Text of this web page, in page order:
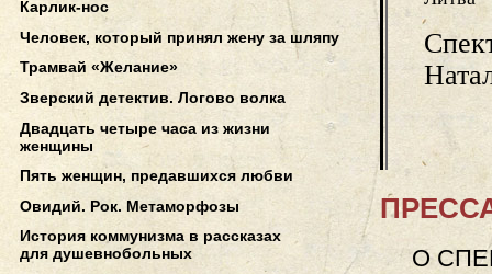
О
Карлик-нос
Человек, который принял жену за шляпу
Трамвай «Желание»
Зверский детектив. Логово волка
Двадцать четыре часа из жизни
женщины
Пять женщин, предавшихся любви
Овидий. Рок. Метаморфозы
История коммунизма в рассказах
для душевнобольных